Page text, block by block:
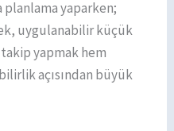
yaparken;
uygulanabilir küçük
yapmak hem
açısından büyük